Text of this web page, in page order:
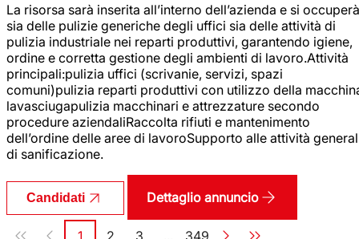
La risorsa sarà inserita all’interno dell’azienda e si occuperà
sia delle pulizie generiche degli uffici sia delle attività di
pulizia industriale nei reparti produttivi, garantendo igiene,
ordine e corretta gestione degli ambienti di lavoro.Attività
principali:pulizia uffici (scrivanie, servizi, spazi
comuni)pulizia reparti produttivi con utilizzo della
lavasciugapulizia macchinari e attrezzature secondo
procedure aziendaliRaccolta rifiuti e mantenimento
dell’ordine delle aree di lavoroSupporto alle attività
di sanificazione.
Candidati Dettaglio annuncio
Paginazione
1 2 3 ... 349